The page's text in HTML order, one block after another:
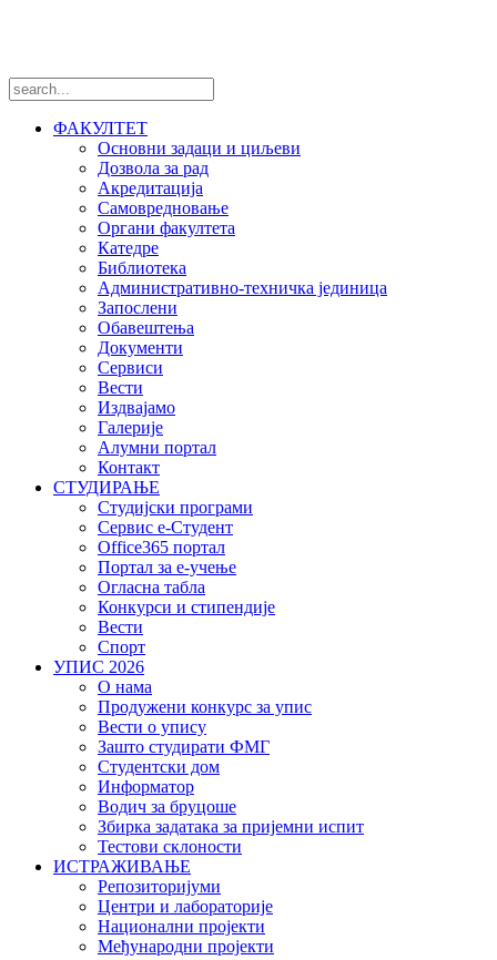
ФАКУЛТЕТ
Основни задаци и циљеви
Дозвола за рад
Акредитација
Самовредновање
Органи факултета
Катедре
Библиотека
Административно-техничка јединица
Запослени
Обавештења
Документи
Сервиси
Вести
Издвајамо
Галерије
Алумни портал
Контакт
СТУДИРАЊЕ
Студијски програми
Сервис е-Студент
Office365 портал
Портал за е-учење
Огласна табла
Конкурси и стипендије
Вести
Спорт
УПИС 2026
О нама
Продужени конкурс за упис
Вести о упису
Зашто студирати ФМГ
Студентски дом
Информатор
Водич за бруцоше
Збиркa задатака за пријемни испит
Тестови склоности
ИСТРАЖИВАЊЕ
Репозиторијуми
Центри и лабораторије
Национални пројекти
Међународни пројекти